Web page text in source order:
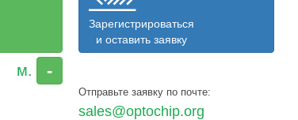
-
Зарегистрироваться
и оставить заявку
Отправьте заявку по почте:
sales@optochip.org